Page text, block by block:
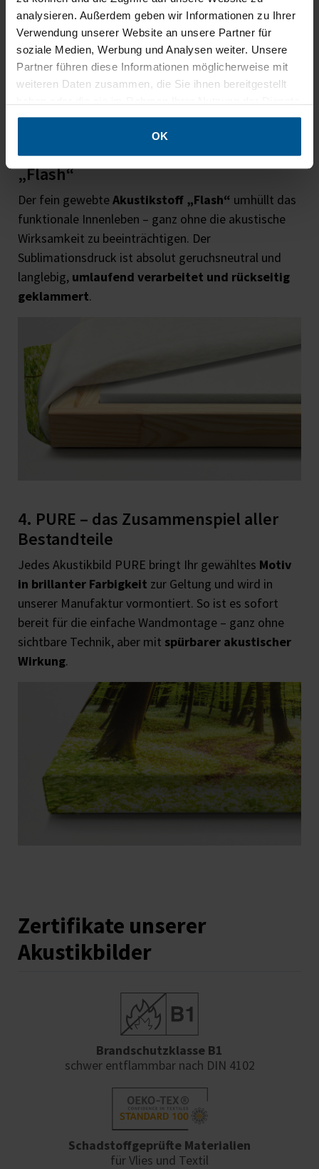
analysieren. Außerdem geben wir Informationen zu Ihrer
Verwendung unserer Website an unsere Partner für
soziale Medien, Werbung und Analysen weiter. Unsere
Partner führen diese Informationen möglicherweise mit
weiteren Daten zusammen, die Sie ihnen bereitgestellt
gesammelt haben.
OK
3. Schalltransparenter Akustikstoff
„Flash“
Der fein gewebteAkustikstoff „Flash“ umhüllt das
funktionale Innenleben – ganz ohne die akustische
Wirksamkeit zu beeinträchtigen. Der
Sublimationsdruck ist absolut geruchsneutral und
langlebig, umlaufend verarbeitet und rückseitig
geklammert.
4. PURE – das Zusammenspiel aller
Bestandteile
Jedes Akustikbild PURE bringt Ihr gewähltes Motiv
in brillanter Farbigkeit zur Geltung und wird in
unserer Manufaktur vormontiert. So ist es sofort
bereit für die einfache Wandmontage – ganz ohne
sichtbare Technik, aber mit spürbarer akustischer
Wirkung.
Zertifikate unserer
Akustikbilder
Brandschutzklasse B1
schwer entflammbar nach DIN 4102
Schadstoffgeprüfte Materialien
für Vlies und Textil